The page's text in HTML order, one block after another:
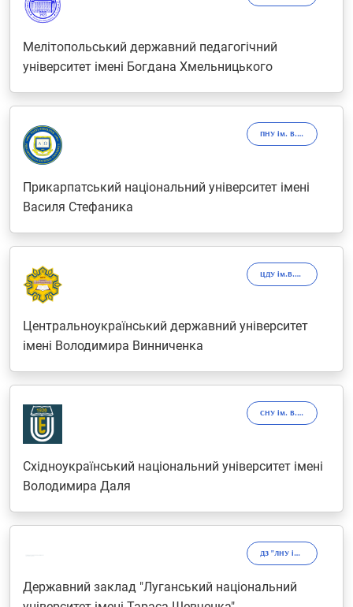
Мелітопольський державний педагогічний
університет імені Богдана Хмельницького
ПНУ ім. В. Стефаника
Прикарпатський національний університет імені
Василя Стефаника
ЦДУ ім.В.Винниченка
Центральноукраїнський державний університет
імені Володимира Винниченка
СНУ ім. В.Даля
Східноукраїнський національний університет імені
Володимира Даля
ДЗ "ЛНУ імені Тараса Шевченка"
Державний заклад "Луганський національний